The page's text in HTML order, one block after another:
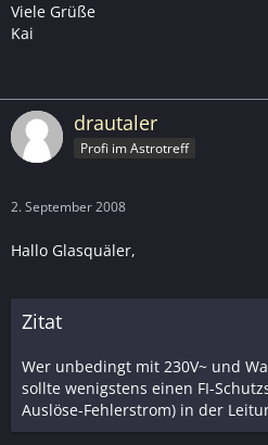
Viele Grüße
Kai
drautaler
Profi im Astrotreff
2. September 2008
Hallo Glasquäler,
Zitat
Wer unbedingt mit 230V~ und
sollte wenigstens einen FI-
Auslöse-Fehlerstrom) in der